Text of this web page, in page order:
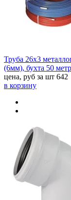
Труба 26х3
(6мм), бухта 50
цена, руб за шт 642
в корзину